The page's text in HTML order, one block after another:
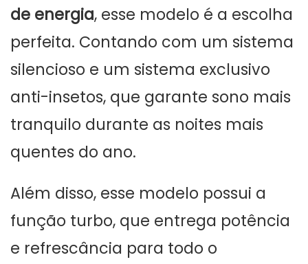
de energia, esse modelo é a escolha
perfeita. Contando com um sistema
silencioso e um sistema exclusivo
anti-insetos, que garante sono mais
tranquilo durante as noites mais
quentes do ano.
Além disso, esse modelo possui a
função turbo, que entrega potência
e refrescância para todo o